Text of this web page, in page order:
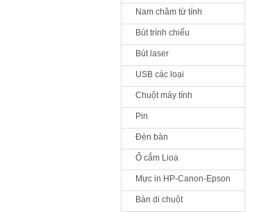
Nam châm từ tính
Bút trình chiếu
Bút laser
USB các loại
Chuột máy tính
Pin
Đèn bàn
Ổ cắm Lioa
Mực in HP-Canon-Epson
Bàn di chuột